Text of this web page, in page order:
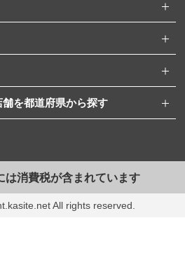
を都道府県から探す
は消費税が含まれています
All rights reserved.